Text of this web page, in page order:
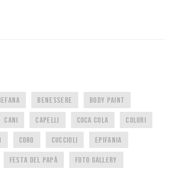
BENESSERE BODY PAINT
CANI CAPELLI COCA COLA COLORI
CORO CUCCIOLI EPIFANIA
FESTA DEL PAPÀ FOTO GALLERY